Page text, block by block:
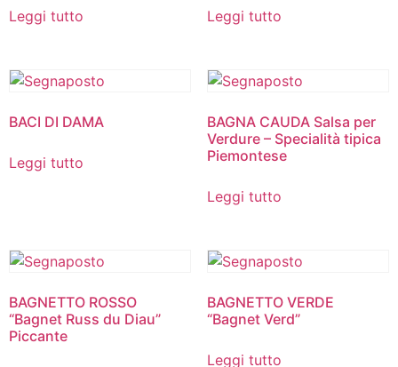
Leggi tutto Leggi tutto
BACI DI DAMA
Leggi tutto
BAGNA CAUDA Salsa per
Verdure – Specialità tipica
Piemontese
Leggi tutto
BAGNETTO ROSSO
“Bagnet Russ du Diau”
Piccante
BAGNETTO VERDE
“Bagnet Verd”
Leggi tutto